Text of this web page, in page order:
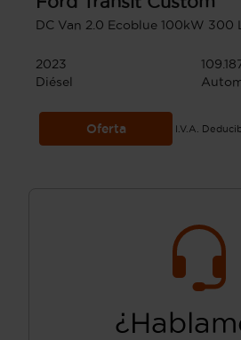
DC Van 2.0 Ecoblue 100kW 300
2023
Diésel
Oferta I.V.A.